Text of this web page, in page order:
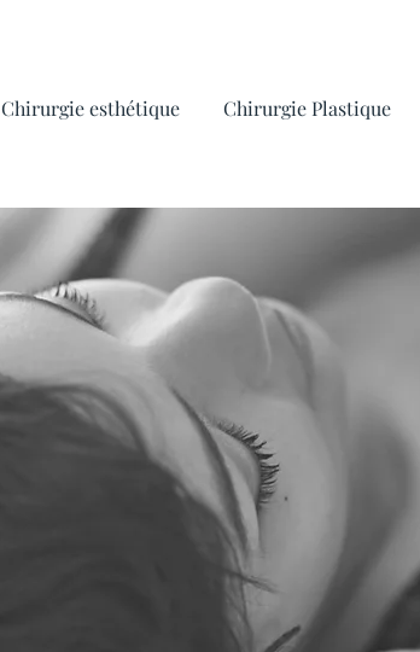
Chirurgie esthétique Chirurgie Plastique